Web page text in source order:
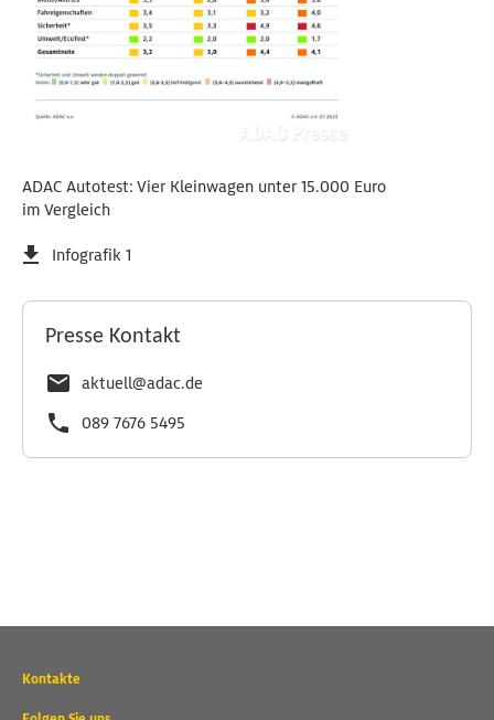
ADAC Autotest: Vier Kleinwagen unter 15.000 Euro
im Vergleich
Infografik 1
Presse Kontakt
aktuell@adac.de
089 7676 5495
Wichtige
und
Kontakte